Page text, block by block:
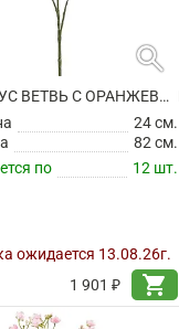
search
ГИБИСКУС ВЕТВЬ С ОРАНЖЕВЫМИ ЦВЕТАМИ ИСКУССТВЕННЫЙ
24 см.
82 см.
по
12 шт.
ожидается 13.08.26г.
1 901 ₽
shopping_cart